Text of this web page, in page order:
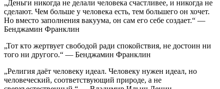
„Деньги никогда не делали человека счастливее, и никогда не
сделают. Чем больше у человека есть, тем большего он хочет.
Но вместо заполнения вакуума, он сам его себе создает.“ —
Бенджамин Франклин
„Тот кто жертвует свободой ради спокойствия, не достоин ни
того ни другого.“ — Бенджамин Франклин
„Религия даёт человеку идеал. Человеку нужен идеал, но
человеческий, соответствующий природе, а не